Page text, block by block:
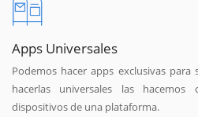
Apps Universales
Podemos hacer apps exclusivas
hacerlas universales las
dispositivos de una plataforma.